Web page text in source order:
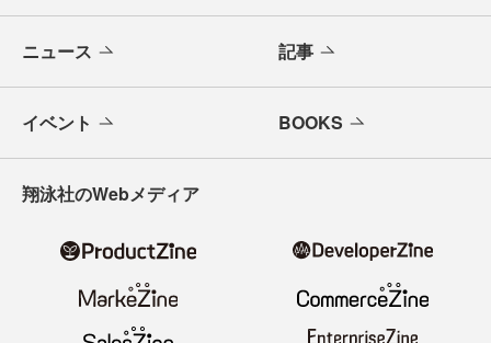
ニュース 記事
イベント BOOKS
翔泳社のWebメディア